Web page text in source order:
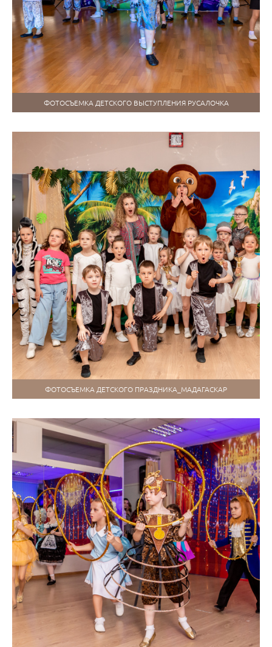
ФОТОСЪЕМКА ДЕТСКОГО ВЫСТУПЛЕНИЯ РУСАЛОЧКА
ФОТОСЪЕМКА ДЕТСКОГО ПРАЗДНИКА_МАДАГАСКАР